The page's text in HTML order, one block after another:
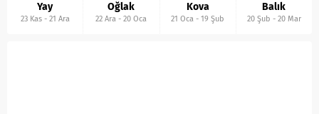
Yay
23 Kas- 21 Ara
Oğlak
22 Ara -20 Oca
Kova
21 Oca -19 Şub
Balık
20 Şub - 20 Mar